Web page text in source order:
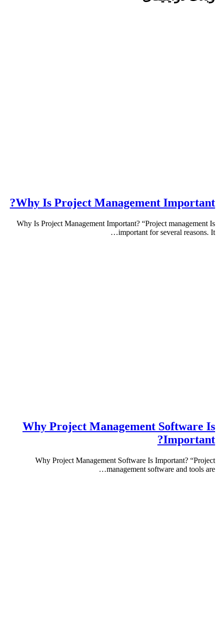
Why Is Project Management
Why Is Project Management Important? “Project
important for several
Why Project Management
Why Project Management Software Is Important?
management software and